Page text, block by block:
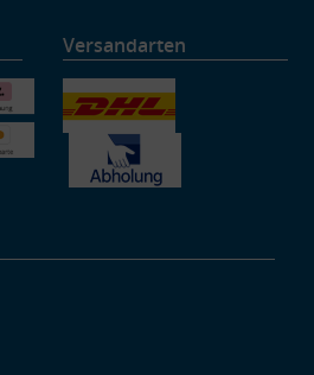
Versandarten